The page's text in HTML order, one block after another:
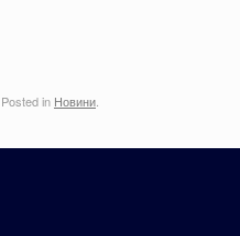
Posted in Новини